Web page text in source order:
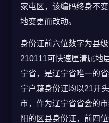
家屯区，该编码终身不
地变更而改动。
身份证前六位数字为县
210111可快速厘清属地
宁省，是辽宁省唯一的
宁户籍身份证均以21开
市，作为辽宁省省会的
阳的区县身份证，前四